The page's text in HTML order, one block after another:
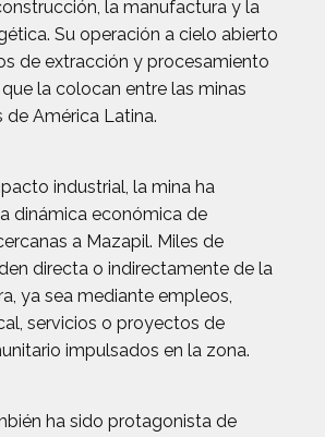
la manufactura y la
Su operación a cielo abierto
de extracción y procesamiento
la colocan entre las minas
de América Latina.
industrial, la mina ha
dinámica económica de
a Mazapil. Miles de
directa o indirectamente de la
ya sea mediante empleos,
servicios o proyectos de
impulsados en la zona.
ha sido protagonista de